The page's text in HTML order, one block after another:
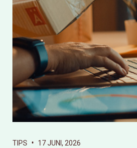
TIPS • 17 JUNI, 2026